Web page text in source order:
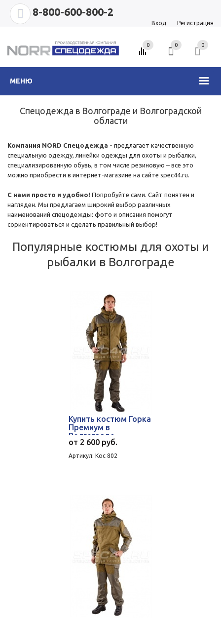
8-800-600-800-2
Вход Регистрация
МЕНЮ
0 0
0
Спецодежда в Волгограде и Волгоградской
области
Компания NORD Спецодежда - предлагает качественную
специальную одежду, линейки одежды для охоты и рыбалки,
специализированную обувь, в том числе резиновую – все это
можно приобрести в интернет-магазине на сайте spec44.ru.
С нами просто и удобно! Попробуйте сами. Сайт понятен и
нагляден. Мы предлагаем широкий выбор различных
наименований спецодежды: фото и описания помогут
сориентироваться и сделать правильный выбор!
Популярные костюмы для охоты и
рыбалки в Волгограде
Купить костюм Горка
Премиум в
Волгограде
от 2 600 руб.
Артикул: Кос 802